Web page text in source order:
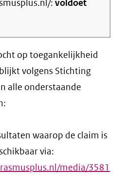
:voldoet
op toegankelijkheid
volgens Stichting
alle onderstaande
waarop de claim is
via:
media/3581